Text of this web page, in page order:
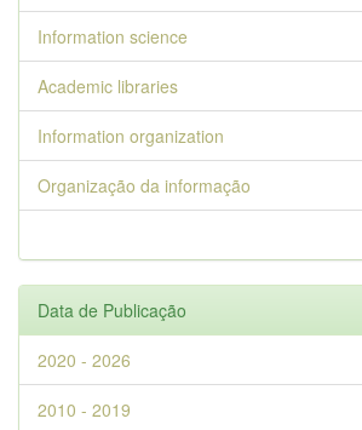
Information science
Academic libraries
Information organization
Organização da informação
Data de Publicação
2020 - 2026
2010 - 2019